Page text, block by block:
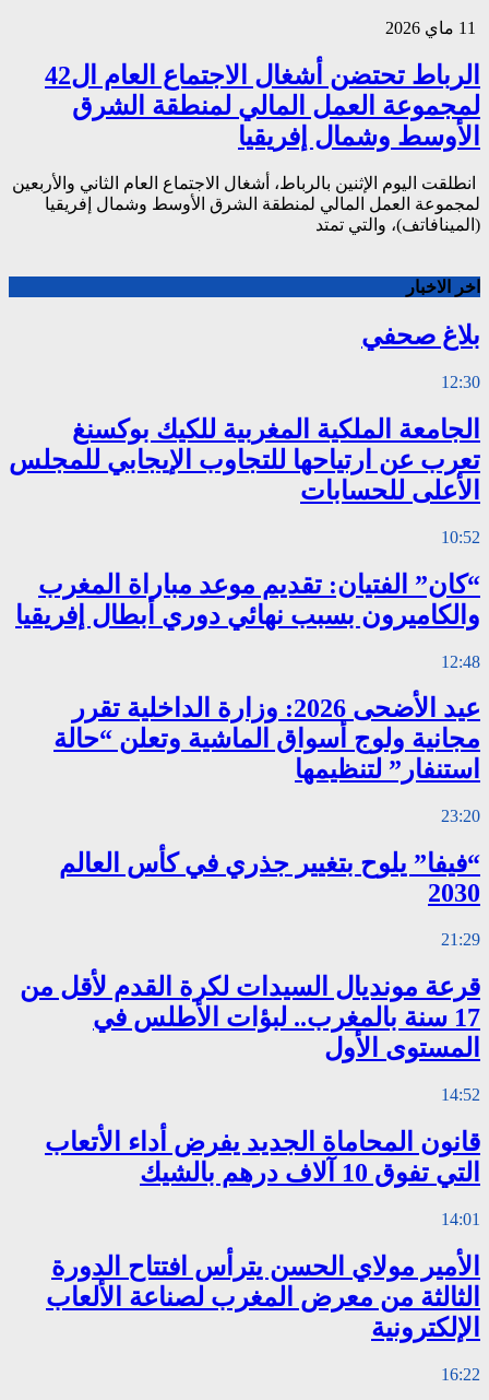
الرباط تحتضن أشغال الاجتماع العام ال42
لمجموعة العمل المالي لمنطقة الشرق
الأوسط وشمال إفريقيا
انطلقت اليوم الإثنين بالرباط، أشغال الاجتماع العام الثاني والأربعين
لمجموعة العمل المالي لمنطقة الشرق الأوسط وشمال إفريقيا
(المينافاتف)، والتي تمتد
اخر الاخبار
بلاغ صحفي
12:30
الجامعة الملكية المغربية للكيك بوكسنغ
تعرب عن ارتياحها للتجاوب الإيجابي للمجلس
الأعلى للحسابات
10:52
“كان” الفتيان: تقديم موعد مباراة المغرب
والكاميرون بسبب نهائي دوري أبطال إفريقيا
12:48
عيد الأضحى 2026: وزارة الداخلية تقرر
مجانية ولوج أسواق الماشية وتعلن “حالة
استنفار” لتنظيمها
23:20
“فيفا” يلوح بتغيير جذري في كأس العالم
2030
21:29
قرعة مونديال السيدات لكرة القدم لأقل من
17 سنة بالمغرب.. لبؤات الأطلس في
المستوى الأول
14:52
قانون المحاماة الجديد يفرض أداء الأتعاب
التي تفوق 10 آلاف درهم بالشيك
14:01
الأمير مولاي الحسن يترأس افتتاح الدورة
الثالثة من معرض المغرب لصناعة الألعاب
الإلكترونية
16:22